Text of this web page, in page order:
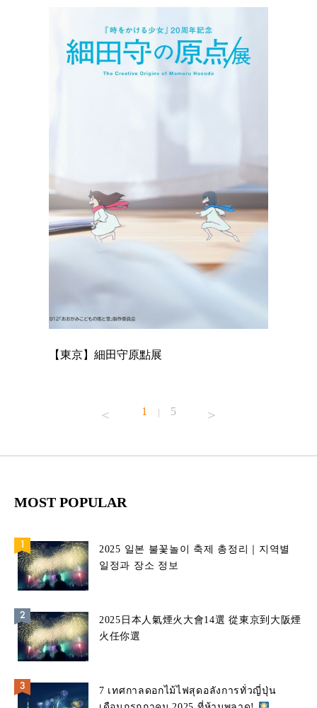
【東京】細田守原點展
1 | 5
MOST POPULAR
2025 일본 불꽃놀이 축제 총정리｜지역별
일정과 장소 정보
2025日本人氣煙火大會14選 從東京到大阪煙
火任你選
7 เทศกาลดอกไม้ไฟสุดอลังการทั่วญี่ปุ่น